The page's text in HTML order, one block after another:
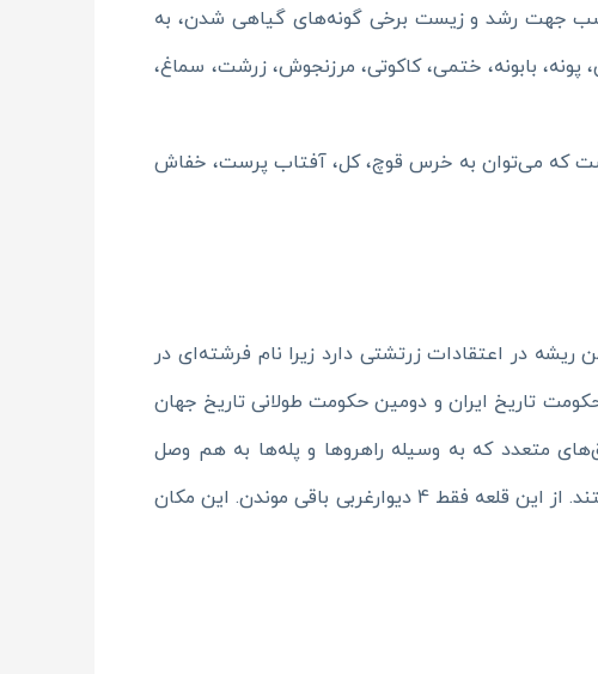
جهت رشد و زیست برخی گونه‌های گیاهی شدن، به
پونه، بابونه، ختمی، کاکوتی، مرزنجوش، زرشت، سماغ،
که می‌توان به خرس قوچ، کل، آفتاب پرست، خفاش
در اعتقادات زرتشتی دارد زیرا نام فرشته‌ای در
تاریخ ایران و دومین حکومت طولانی تاریخ جهان
متعدد که به وسیله راهروها و پله‌ها به هم وصل
می‌شدند و چند برج استوانه‌ای تشکیل شده. بعضی از اتاق‌ها گچ‌کاری و مقرنس‌کاری شدند و دارای قوس هستند. از این قلعه فقط 4 دیوارغربی باقی موندن. این مکان